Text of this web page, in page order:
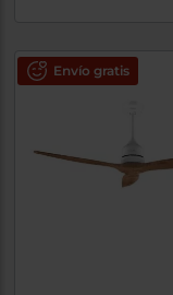
Envío gratis